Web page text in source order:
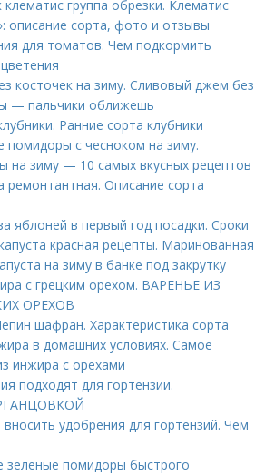
группа обрезки. Клематис
описание сорта, фото и отзывы
для томатов. Чем подкормить
косточек на зиму. Сливовый джем без
— пальчики оближешь
Ранние сорта клубники
помидоры с чесноком на зиму.
на зиму — 10 самых вкусных рецептов
ремонтантная. Описание сорта
яблоней в первый год посадки. Сроки
красная рецепты. Маринованная
на зиму в банке под закрутку
с грецким орехом. ВАРЕНЬЕ ИЗ
ОРЕХОВ
шафран. Характеристика сорта
в домашних условиях. Самое
инжира с орехами
подходят для гортензии.
удобрения для гортензий. Чем
зеленые помидоры быстрого